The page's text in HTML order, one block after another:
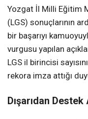
Yozgat İl Milli Eğitim
(LGS) sonuçlarının
bir başarıyı
vurgusu yapılan
LGS il birincisi
rekora imza attığı
Dışarıdan